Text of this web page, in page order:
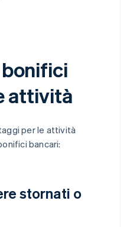
attività
per le attività
bancari:
stornati o